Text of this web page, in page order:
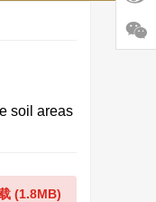
soil areas
(1.8MB)